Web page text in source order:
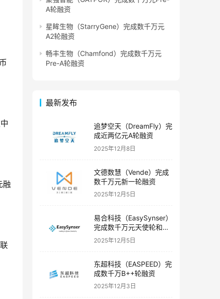
融
A轮融资
星眸生物（StarryGene）完成数千万元
A2轮融资
畅丰生物（Chamfond）完成数千万元
Pre-A轮融资
最新发布
追梦空天（DreamFly）完
成近两亿元A轮融资
2025年12月8日
文德数慧（Vende）完成
数千万元新一轮融资
2025年12月5日
易合科技（EasySynser）
完成数千万元天使轮和天
使+轮融资
2025年12月5日
东超科技（EASPEED）完
成数千万B++轮融资
2025年12月3日